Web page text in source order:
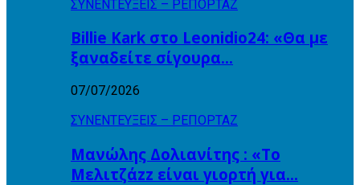
ΣΥΝΕΝΤΕΥΞΕΙΣ – ΡΕΠΟΡΤΑΖ
Billie Kark στο Leonidio24: «Θα με
ξαναδείτε σίγουρα…
07/07/2026
ΣΥΝΕΝΤΕΥΞΕΙΣ – ΡΕΠΟΡΤΑΖ
Μανώλης Δολιανίτης : «Το
Μελιτζάzz είναι γιορτή για…